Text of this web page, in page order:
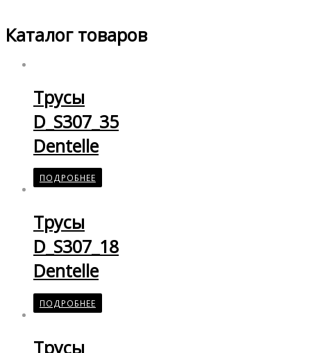
Каталог товаров
Трусы
D_S307_35
Dentelle
ПОДРОБНЕЕ
Трусы
D_S307_18
Dentelle
ПОДРОБНЕЕ
Трусы